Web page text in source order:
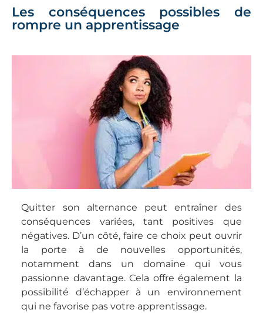
Les conséquences possibles de
rompre un apprentissage
Quitter son alternance peut entraîner des
conséquences variées, tant positives que
négatives. D’un côté, faire ce choix peut ouvrir
la porte à de nouvelles opportunités,
notamment dans un domaine qui vous
passionne davantage. Cela offre également la
possibilité d’échapper à un environnement
qui ne favorise pas votre apprentissage.